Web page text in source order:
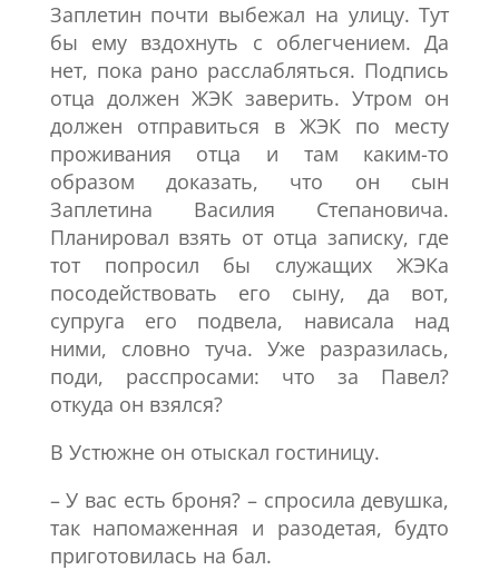
Заплетин почти выбежал на улицу. Тут
бы ему вздохнуть с облегчением. Да
нет, пока рано расслабляться. Подпись
отца должен ЖЭК заверить. Утром он
должен отправиться в ЖЭК по месту
проживания отца и там каким-то
образом доказать, что он сын
Заплетина Василия Степановича.
Планировал взять от отца записку, где
тот попросил бы служащих ЖЭКа
посодействовать его сыну, да вот,
супруга его подвела, нависала над
ними, словно туча. Уже разразилась,
поди, расспросами: что за Павел?
откуда он взялся?
В Устюжне он отыскал гостиницу.
– У вас есть броня? – спросила девушка,
так напомаженная и разодетая, будто
приготовилась на бал.